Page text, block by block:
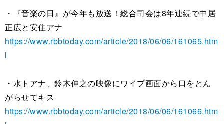
・『音楽の日』が今年も放送！総合司会は8年連続で中居
正広と安住アナ
https://www.rbbtoday.com/article/2018/06/06/161065.htm
l
・水トアナ、鈴木伸之の映像にワイプ画面から口をとん
がらせてキス
https://www.rbbtoday.com/article/2018/06/06/161066.htm